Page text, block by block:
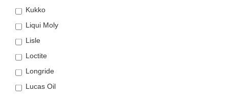
Kukko
Liqui Moly
Lisle
Loctite
Longride
Lucas Oil